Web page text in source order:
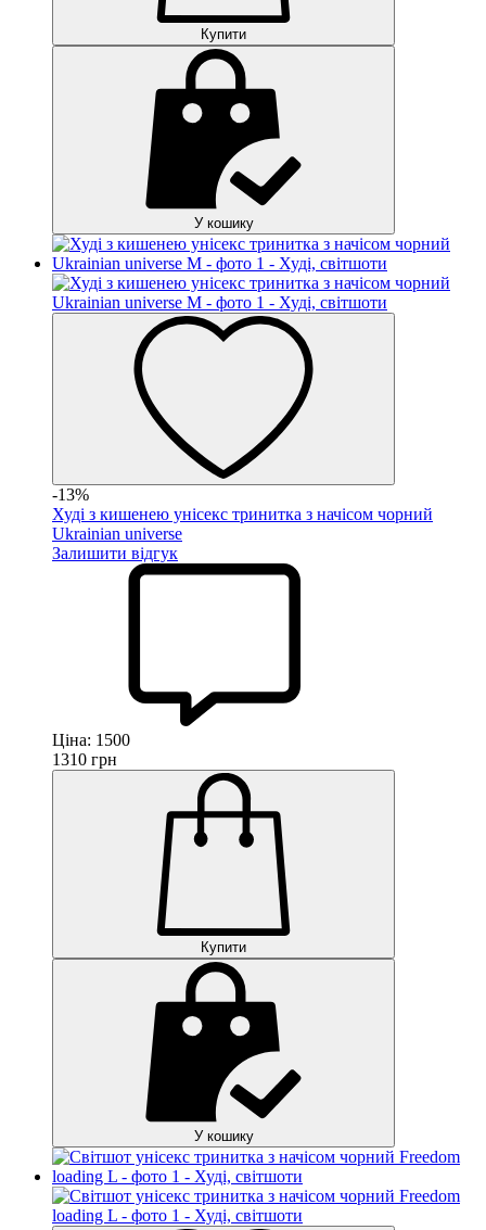
Купити
У кошику
-13%
Худі з кишенею унісекс тринитка з начісом чорний
Ukrainian universe
Залишити відгук
Ціна: 1500
1310 грн
Купити
У кошику